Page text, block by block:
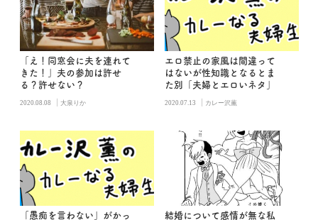
「え！同窓会に夫を連れて
きた！」夫の参加は許せ
る？許せない？
2020.08.08 | 大泉りか
エロ禁止の家風は間違って
はないが性知識となるとま
た別「夫婦とエロいネタ」
2020.07.13 | カレー沢薫
「愚痴を言わない」がかっ
結婚について感情が無な私